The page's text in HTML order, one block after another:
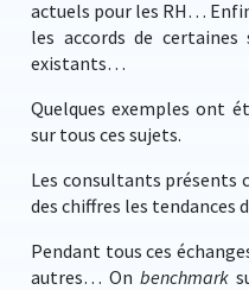
actuels pour les RH…
les accords de certaines
existants…
Quelques exemples ont
sur tous ces sujets.
Les consultants présents
des chiffres les tendances
Pendant tous ces
autres… On benchmark